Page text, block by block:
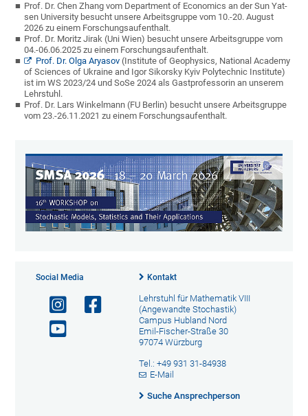
Prof. Dr. Chen Zhang vom Department of Economics an der Sun Yat-
sen University besucht unsere Arbeitsgruppe vom 10.-20. August
2026 zu einem Forschungsaufenthalt.
Prof. Dr. Moritz Jirak (Uni Wien) besucht unsere Arbeitsgruppe vom
04.-06.06.2025 zu einem Forschungsaufenthalt.
Prof. Dr. Olga Aryasov (Institute of Geophysics, National Academy
of Sciences of Ukraine and Igor Sikorsky Kyiv Polytechnic Institute)
ist im WS 2023/24 und SoSe 2024 als Gastprofessorin an unserem
Lehrstuhl.
Prof. Dr. Lars Winkelmann (FU Berlin) besucht unsere Arbeitsgruppe
vom 23.-26.11.2021 zu einem Forschungsaufenthalt.
Social Media Kontakt
Lehrstuhl für Mathematik VIII
(Angewandte Stochastik)
Campus Hubland Nord
Emil-Fischer-Straße 30
97074 Würzburg
Tel.: +49 931 31-84938
E-Mail
Suche Ansprechperson